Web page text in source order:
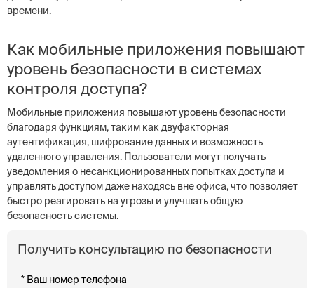
времени.
Как мобильные приложения повышают
уровень безопасности в системах
контроля доступа?
Мобильные приложения повышают уровень безопасности
благодаря функциям, таким как двуфакторная
аутентификация, шифрование данных и возможность
удаленного управления. Пользователи могут получать
уведомления о несанкционированных попытках доступа и
управлять доступом даже находясь вне офиса, что позволяет
быстро реагировать на угрозы и улучшать общую
безопасность системы.
Получить консультацию по безопасности